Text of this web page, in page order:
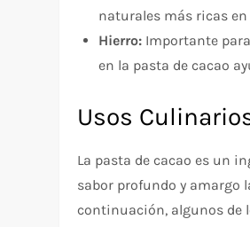
naturales más ricas
Hierro: Importante
en la pasta de cacao
Usos
La pasta de cacao es un
sabor profundo y amargo
continuación, algunos de